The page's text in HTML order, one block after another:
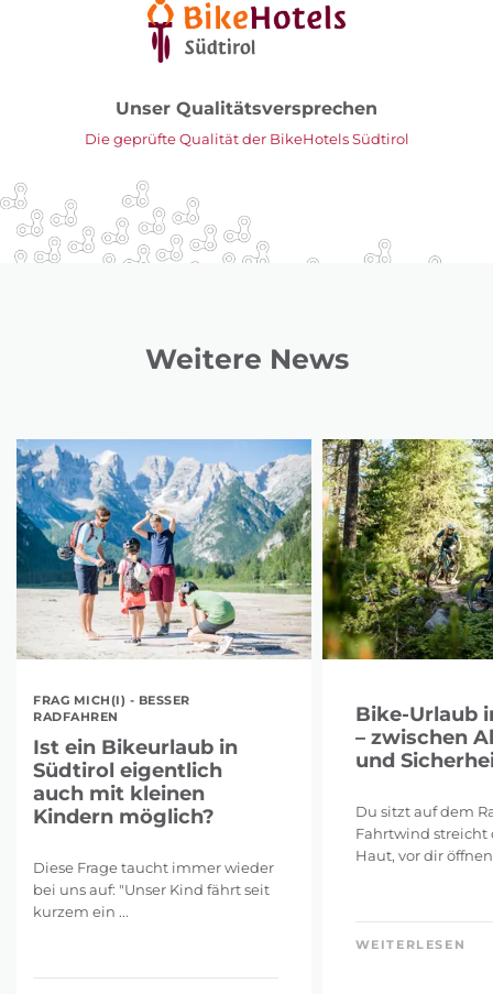
Unser Qualitätsversprechen
Die geprüfte Qualität der BikeHotels Südtirol
Weitere News
FRAG MICH(I) - BESSER
RADFAHREN
Ist ein Bikeurlaub in
Südtirol eigentlich
auch mit kleinen
Kindern möglich?
Diese Frage taucht immer wieder
bei uns auf: "Unser Kind fährt seit
kurzem ein ...
Bike-Urlaub
– zwischen
und
Du sitzt auf dem
Fahrtwind streicht
Haut, vor dir öffnen
WEITERLESEN